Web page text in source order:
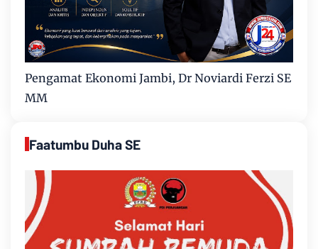
Pengamat Ekonomi Jambi, Dr Noviardi Ferzi SE
MM
Faatumbu Duha SE